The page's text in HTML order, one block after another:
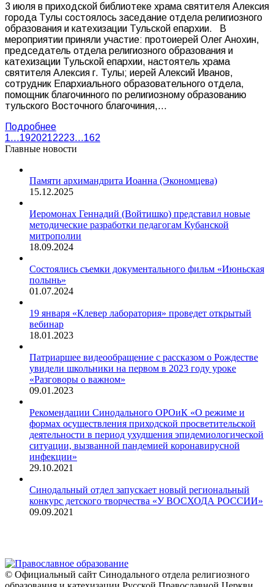
3 июля в приходской библиотеке храма святителя Алексия
города Тулы состоялось заседание отдела религиозного
образования и катехизации Тульской епархии. В
мероприятии приняли участие: протоиерей Олег Анохин,
председатель отдела религиозного образования и
катехизации Тульской епархии, настоятель храма
святителя Алексия г. Тулы; иерей Алексий Иванов,
сотрудник Епархиального образовательного отдела,
помощник благочинного по религиозному образованию
тульского Восточного благочиния,…
Подробнее
1…1920212223…162
Главные новости
Памяти архимандрита Иоанна (Экономцева)
15.12.2025
Иеромонах Геннадий (Войтишко) представил новые
методические разработки педагогам Кубанской
митрополии
18.09.2024
Состоялись съемки документального фильм «Июньская
полынь»
01.07.2024
19 января «Клевер лаборатория» проведет открытый
вебинар
18.01.2023
Патриаршее видеообращение с рассказом о Рождестве
увидели школьники на первом в 2023 году уроке
«Разговоры о важном»
09.01.2023
Рекомендации Синодального ОРОиК «О режиме и
формах осуществления приходской просветительской
деятельности в период ухудшения эпидемиологической
ситуации, вызванной пандемией коронавирусной
инфекции»
29.10.2021
Синодальный отдел запускает новый региональный
конкурс детского творчества «У ВОСХОДА РОССИИ»
09.09.2021
© Официальный сайт Синодального отдела религиозного